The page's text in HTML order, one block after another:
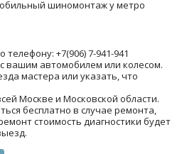
шиномонтаж у метро
+7(906) 7-941-941
вашим автомобилем или колесом.
мастера или указать, что
Москве и Московской области.
бесплатно в случае ремонта,
стоимость диагностики будет